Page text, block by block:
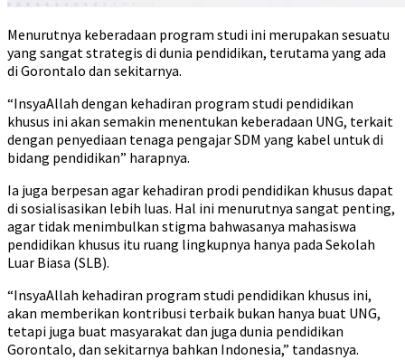
Menurutnya keberadaan program studi ini merupakan sesuatu
yang sangat strategis di dunia pendidikan, terutama yang ada
di Gorontalo dan sekitarnya.
“InsyaAllah dengan kehadiran program studi pendidikan
khusus ini akan semakin menentukan keberadaan UNG, terkait
dengan penyediaan tenaga pengajar SDM yang kabel untuk di
bidang pendidikan” harapnya.
Ia juga berpesan agar kehadiran prodi pendidikan khusus dapat
di sosialisasikan lebih luas. Hal ini menurutnya sangat penting,
agar tidak menimbulkan stigma bahwasanya mahasiswa
pendidikan khusus itu ruang lingkupnya hanya pada Sekolah
Luar Biasa (SLB).
“InsyaAllah kehadiran program studi pendidikan khusus ini,
akan memberikan kontribusi terbaik bukan hanya buat UNG,
tetapi juga buat masyarakat dan juga dunia pendidikan
Gorontalo, dan sekitarnya bahkan Indonesia,” tandasnya.